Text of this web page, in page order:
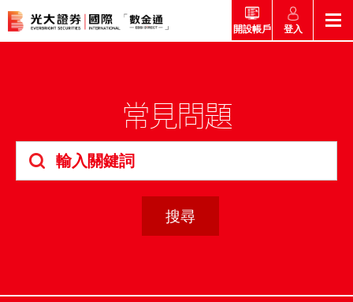
市場快訊
市場概要
市場導航
研究報告總覽
簡介
收費及其他費用
交易
開設帳戶 登入
常見問題